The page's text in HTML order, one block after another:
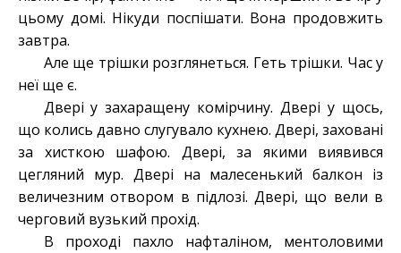
цьому домі. Нікуди поспішати. Вона продовжить
завтра.
Але ще трішки розглянеться. Геть трішки. Час у
неї ще є.
Двері у захаращену комірчину. Двері у щось,
що колись давно слугувало кухнею. Двері, заховані
за хисткою шафою. Двері, за якими виявився
цегляний мур. Двері на малесенький балкон із
величезним отвором в підлозі. Двері, що вели в
черговий вузький прохід.
В проході пахло нафталіном, ментоловими